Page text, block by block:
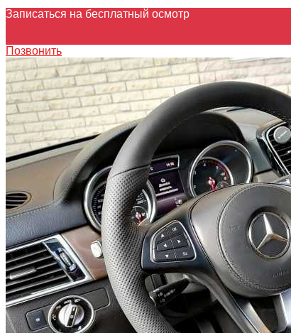
Записаться на бесплатный осмотр
Позвонить